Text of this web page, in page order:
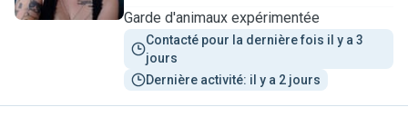
Garde d'animaux expérimentée
Contacté pour la dernière fois il y a 3
jours
Dernière activité: il y a 2 jours